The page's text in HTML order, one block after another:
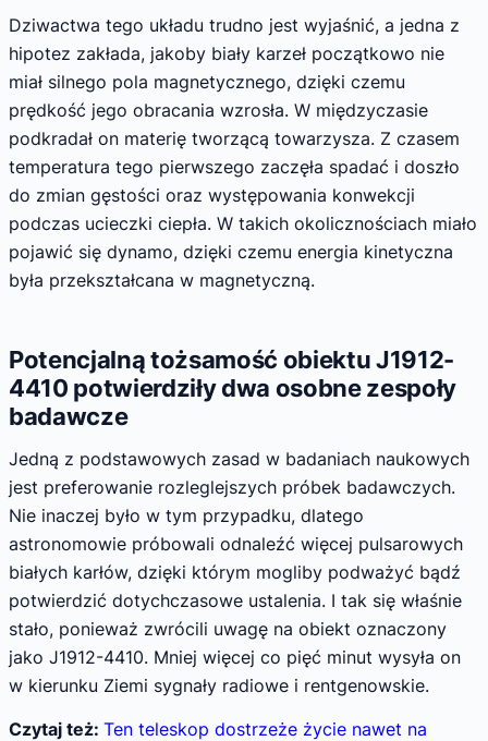
Dziwactwa tego układu trudno jest wyjaśnić, a jedna z
hipotez zakłada, jakoby biały karzeł początkowo nie
miał silnego pola magnetycznego, dzięki czemu
prędkość jego obracania wzrosła. W międzyczasie
podkradał on materię tworzącą towarzysza. Z czasem
temperatura tego pierwszego zaczęła spadać i doszło
do zmian gęstości oraz występowania konwekcji
podczas ucieczki ciepła. W takich okolicznościach miało
pojawić się dynamo, dzięki czemu energia kinetyczna
była przekształcana w magnetyczną.
Potencjalną tożsamość obiektu J1912-
4410 potwierdziły dwa osobne zespoły
badawcze
Jedną z podstawowych zasad w badaniach naukowych
jest preferowanie rozleglejszych próbek badawczych.
Nie inaczej było w tym przypadku, dlatego
astronomowie próbowali odnaleźć więcej pulsarowych
białych karłów, dzięki którym mogliby podważyć bądź
potwierdzić dotychczasowe ustalenia. I tak się właśnie
stało, ponieważ zwrócili uwagę na obiekt oznaczony
jako J1912-4410. Mniej więcej co pięć minut wysyła on
w kierunku Ziemi sygnały radiowe i rentgenowskie.
Czytaj też: Ten teleskop dostrzeże życie nawet na